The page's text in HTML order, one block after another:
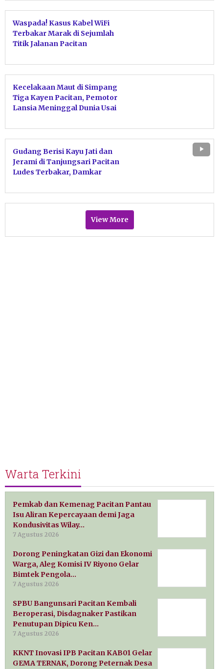
Waspada! Kasus Kabel WiFi
Terbakar Marak di Sejumlah
Titik Jalanan Pacitan
Kecelakaan Maut di Simpang
Tiga Kayen Pacitan, Pemotor
Lansia Meninggal Dunia Usai
Gudang Berisi Kayu Jati dan
Jerami di Tanjungsari Pacitan
Ludes Terbakar, Damkar
View More
Warta Terkini
Pemkab dan Kemenag Pacitan Pantau
Isu Aliran Kepercayaan demi Jaga
Kondusivitas Wilay…
7 Agustus 2026
Dorong Peningkatan Gizi dan Ekonomi
Warga, Aleg Komisi IV Riyono Gelar
Bimtek Pengola…
7 Agustus 2026
SPBU Bangunsari Pacitan Kembali
Beroperasi, Disdagnaker Pastikan
Penutupan Dipicu Ken…
7 Agustus 2026
KKNT Inovasi IPB Pacitan KAB01 Gelar
GEMA TERNAK, Dorong Peternak Desa